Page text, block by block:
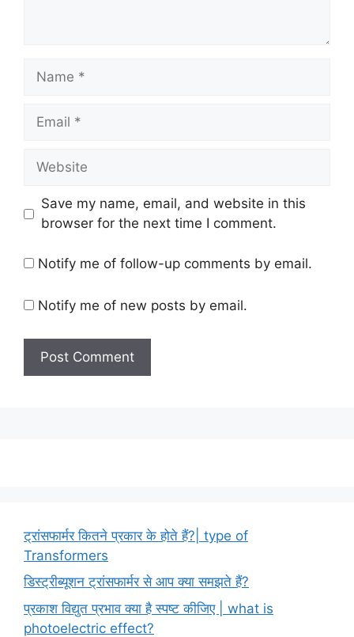
Name
Email
Website
Save my name, email, and website in this
browser for the next time I comment.
Notify me of follow-up comments by email.
Notify me of new posts by email.
ट्रांसफार्मर कितने प्रकार के होते हैं?| type of
Transformers
डिस्ट्रीब्यूशन ट्रांसफार्मर से आप क्या समझते हैं?
प्रकाश विद्युत प्रभाव क्या है स्पष्ट कीजिए | what is
photoelectric effect?